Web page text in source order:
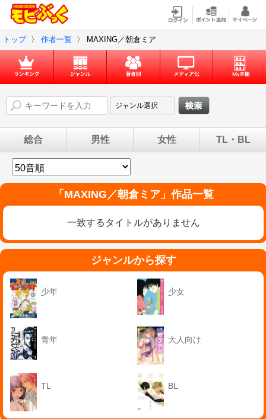
トップ 〉 作者一覧 〉 MAXING／朝倉ミア
総合 男性 女性 TL・BL
「 MAXING／朝倉ミア」作品一覧
一致するタイトルがありません
ジャンルから探す
少年 少女
青年 大人向け
TL BL